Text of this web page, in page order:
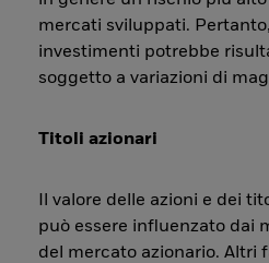
mercati sviluppati.
investimenti potrebbe
soggetto a variazioni di
Titoli azionari
Il valore delle azioni e dei
può essere influenzato dai
del mercato azionario. Altri